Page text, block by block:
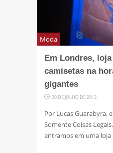
Moda
Em Londres,
camisetas na
gigantes
30 DE JULHO DE 2013
Por Lucas Guarabyra,
Somente Coisas
entramos em uma